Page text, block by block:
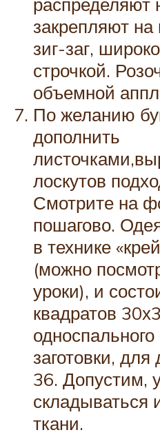
закрепляют
зиг-заг,
строчкой.
объемной
По желанию
дополнить
лоскутов
Смотрите на
пошагово.
в технике
(можно
уроки), и
квадратов
заготовки, для
36. Допустим,
складываться
ткани.